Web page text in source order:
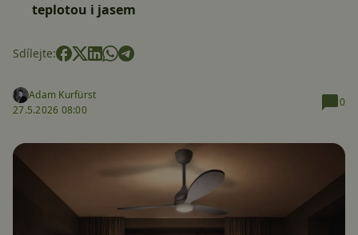
teplotou i jasem
Sdílejte:
Adam Kurfürst
27.5.2026 08:00
0